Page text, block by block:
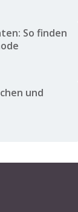
So finden
und